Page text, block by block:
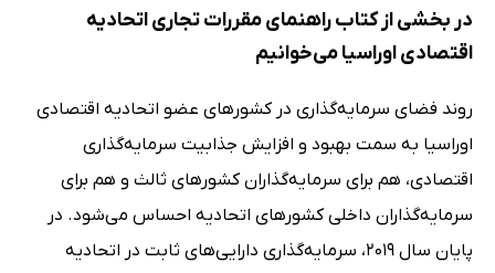
در بخشی از کتاب راهنمای مقررات تجاری اتحادیه
اقتصادی اوراسیا می‌خوانیم
روند فضای سرمایه‌گذاری در کشورهای عضو اتحادیه اقتصادی
اوراسیا به سمت بهبود و افزایش جذابیت سرمایه‌گذاری
اقتصادی، هم برای سرمایه‌گذاران کشورهای ثالث و هم برای
سرمایه‌گذاران داخلی کشورهای اتحادیه احساس می‌شود. در
پایان سال 2019، سرمایه‌گذاری دارایی‌های ثابت در اتحادیه